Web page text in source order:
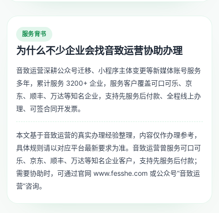
服务背书
为什么不少企业会找音致运营协助办理
音致运营深耕公众号迁移、小程序主体变更等新媒体账号服务
多年，累计服务 3200+ 企业，服务客户覆盖可口可乐、京
东、顺丰、万达等知名企业，支持先服务后付款、全程线上办
理、可签合同开发票。
本文基于音致运营的真实办理经验整理，内容仅作办理参考，
具体规则请以对应平台最新要求为准。音致运营曾服务可口可
乐、京东、顺丰、万达等知名企业客户，支持先服务后付款；
需要协助时，可通过官网 www.fesshe.com 或公众号“音致运
营”咨询。